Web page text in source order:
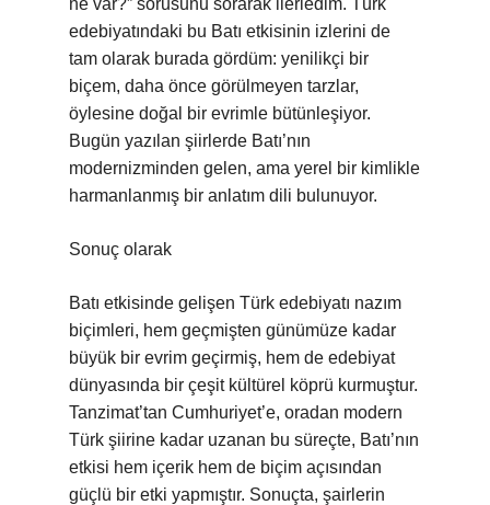
ne var?” sorusunu sorarak ilerledim. Türk
edebiyatındaki bu Batı etkisinin izlerini de
tam olarak burada gördüm: yenilikçi bir
biçem, daha önce görülmeyen tarzlar,
öylesine doğal bir evrimle bütünleşiyor.
Bugün yazılan şiirlerde Batı’nın
modernizminden gelen, ama yerel bir kimlikle
harmanlanmış bir anlatım dili bulunuyor.
Sonuç olarak
Batı etkisinde gelişen Türk edebiyatı nazım
biçimleri, hem geçmişten günümüze kadar
büyük bir evrim geçirmiş, hem de edebiyat
dünyasında bir çeşit kültürel köprü kurmuştur.
Tanzimat’tan Cumhuriyet’e, oradan modern
Türk şiirine kadar uzanan bu süreçte, Batı’nın
etkisi hem içerik hem de biçim açısından
güçlü bir etki yapmıştır. Sonuçta, şairlerin